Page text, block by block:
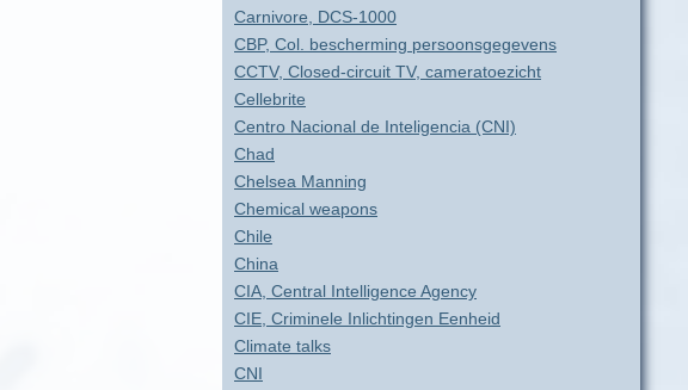
Carnivore, DCS-1000
CBP, Col. bescherming persoonsgegevens
CCTV, Closed-circuit TV, cameratoezicht
Cellebrite
Centro Nacional de Inteligencia (CNI)
Chad
Chelsea Manning
Chemical weapons
Chile
China
CIA, Central Intelligence Agency
CIE, Criminele Inlichtingen Eenheid
Climate talks
CNI